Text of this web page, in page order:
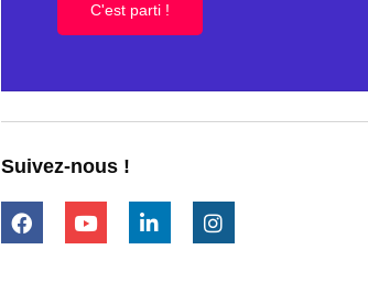
C'est parti !
Suivez-nous !